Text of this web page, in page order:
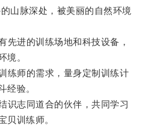
脉深处，被美丽的自然环境
进的训练场地和科技设备，
境。
师的需求，量身定制训练计
经验。
志同道合的伙伴，共同学习
贝训练师。